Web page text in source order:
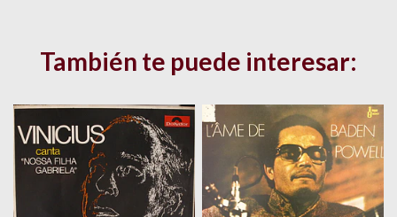
También te puede interesar: